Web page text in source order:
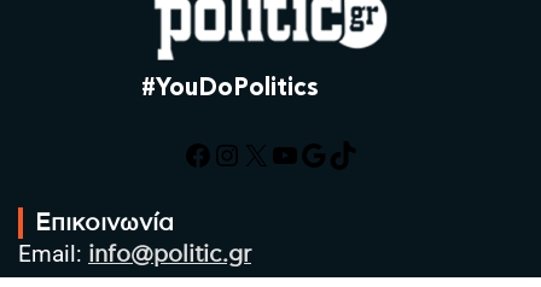
#YouDoPolitics
Facebook
Instagram
X YouTube
Google
TikTok
Επικοινωνία
Email: info@politic.gr